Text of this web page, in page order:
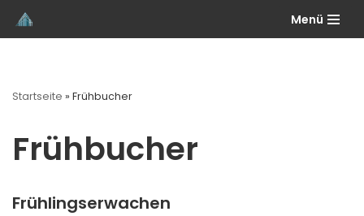
Zum
Menü
Startseite » Frühbucher
Frühbucher
Frühlingserwachen